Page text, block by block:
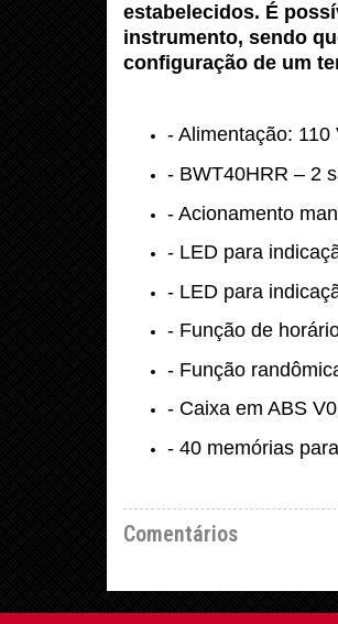
estabelecidos. É
instrumento, sendo
configuração de um
- Alimentação: 110
- BWT40HRR – 2
- Acionamento
- LED para
- LED para
- Função de
- Função
- Caixa em ABS
- 40 memórias
Comentários